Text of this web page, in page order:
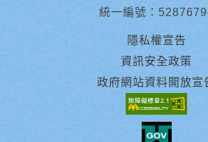
統一編號：
隱私權宣告
資訊安全政策
政府網站資料開放宣